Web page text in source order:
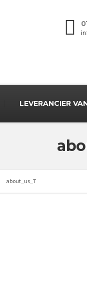
LEVERANCIER
about_us_7